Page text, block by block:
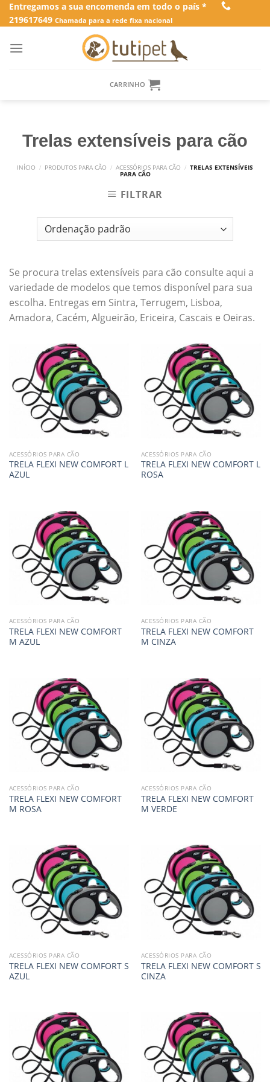
SkipEntregamos a sua encomenda em todo o país *
219617649 Chamada para a rede fixa nacional
CARRINHO
Trelas extensíveis para cão
INÍCIO / PRODUTOS PARA CÃO / ACESSÓRIOS PARA CÃO / TRELAS EXTENSÍVEIS
PARA CÃO
FILTRAR
Se procura trelas extensíveis para cão consulte aqui a
variedade de modelos que temos disponível para sua
escolha. Entregas em Sintra, Terrugem, Lisboa,
Amadora, Cacém, Algueirão, Ericeira, Cascais e Oeiras.
ACESSÓRIOS PARA CÃO
TRELA FLEXI NEW COMFORT L
AZUL
ACESSÓRIOS PARA CÃO
TRELA FLEXI NEW COMFORT L
ROSA
ACESSÓRIOS PARA CÃO
TRELA FLEXI NEW COMFORT
M AZUL
ACESSÓRIOS PARA CÃO
TRELA FLEXI NEW COMFORT
M CINZA
ACESSÓRIOS PARA CÃO
TRELA FLEXI NEW COMFORT
M ROSA
ACESSÓRIOS PARA CÃO
TRELA FLEXI NEW COMFORT
M VERDE
ACESSÓRIOS PARA CÃO
TRELA FLEXI NEW COMFORT S
AZUL
ACESSÓRIOS PARA CÃO
TRELA FLEXI NEW COMFORT S
CINZA